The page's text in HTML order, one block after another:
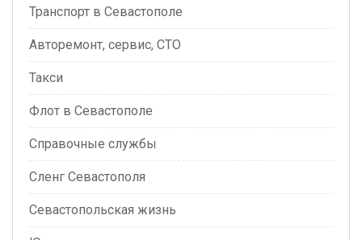
Транспорт в Севастополе
Авторемонт, сервис, СТО
Такси
Флот в Севастополе
Справочные службы
Сленг Севастополя
Севастопольская жизнь